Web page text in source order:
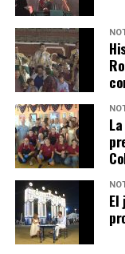
SEXTA
2026
hace 2 días·
El